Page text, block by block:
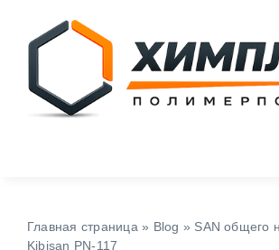
content
Главная страница » Blog » SAN общего
Kibisan PN-117